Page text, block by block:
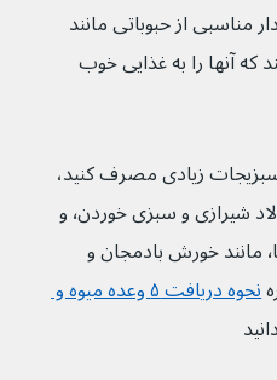
مناسبی از حبوباتی مانند
که آنها را به غذایی خوب
سبزیجات زیادی مصرف کنید،
چه همراه با غذا مانند سالاد شیرازی و سبزی خوردن٬ و
چه در سس‌ها و خورش‌ها٬ مانند خورش بادمجان و
نحوه دریافت ۵ وعده میوه و